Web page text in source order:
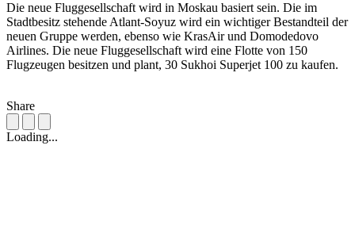
Die neue Fluggesellschaft wird in Moskau basiert sein. Die im
Stadtbesitz stehende Atlant-Soyuz wird ein wichtiger Bestandteil der
neuen Gruppe werden, ebenso wie KrasAir und Domodedovo
Airlines. Die neue Fluggesellschaft wird eine Flotte von 150
Flugzeugen besitzen und plant, 30 Sukhoi Superjet 100 zu kaufen.
Share
Loading...